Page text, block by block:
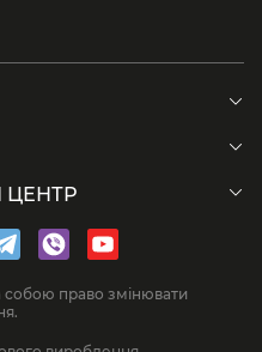
собою право змінювати